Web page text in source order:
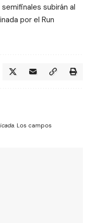
subirán al
por el Run
Los campos